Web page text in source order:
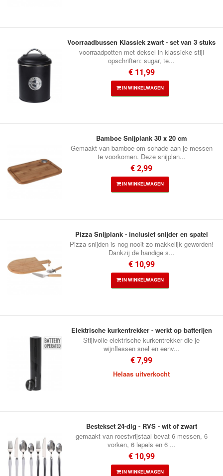
Voorraadbussen Klassiek zwart - set van 3 stuks
voorraadpotten met deksel in klassieke stijl
opschriften: sugar, te...
€ 11,99
IN WINKELWAGEN
Bamboe Snijplank 30 x 20 cm
Gemaakt van bamboe om schade aan je messen
te voorkomen. Deze snijplan...
€ 2,99
IN WINKELWAGEN
Pizza Snijplank - inclusief snijder en spatel
Pizza snijden is nog nooit zo makkelijk geworden!
Dankzij de handige s...
€ 10,99
IN WINKELWAGEN
Elektrische kurkentrekker - werkt op batterijen
Stijlvolle elektrische kurkentrekker die je
wijnflessen snel en eenv...
€ 7,99
Helaas uitverkocht
Bestekset 24-dlg - RVS - wit of zwart
gemaakt van roestvrijstaal bevat 6 messen, 6
vorken, 6 lepels en 6 ...
€ 10,99
IN WINKELWAGEN